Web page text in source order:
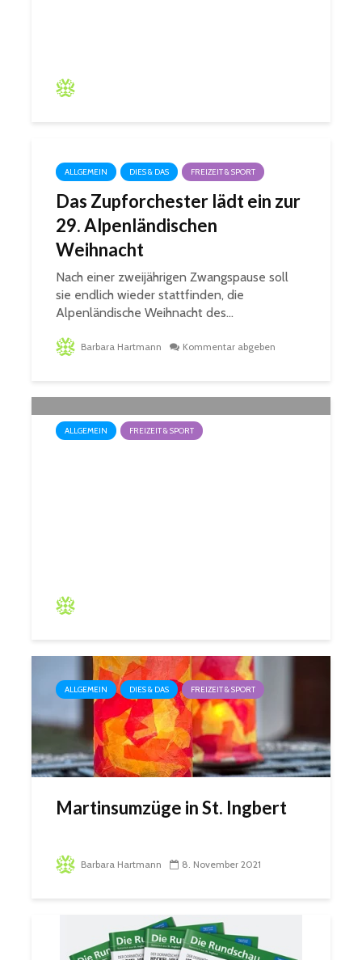
ALLGEMEIN DIES & DAS FREIZEIT & SPORT
Das Zupforchester lädt ein zur
29. Alpenländischen
Weihnacht
Nach einer zweijährigen Zwangspause soll
sie endlich wieder stattfinden, die
Alpenländische Weihnacht des...
Barbara Hartmann Kommentar abgeben
ALLGEMEIN FREIZEIT & SPORT
ALLGEMEIN DIES & DAS FREIZEIT & SPORT
Martinsumzüge in St. Ingbert
Barbara Hartmann 8. November 2021